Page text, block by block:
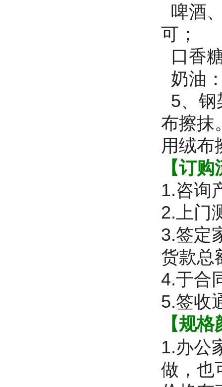
啤酒
可；
口香
奶油
5、钢
布擦抹
用绒
【订
1.咨询
2.上门
3.签定
货款总
4.于合
5.签收
【规
1.办公
做，也